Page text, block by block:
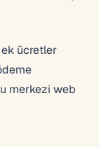
ücretler
merkezi web